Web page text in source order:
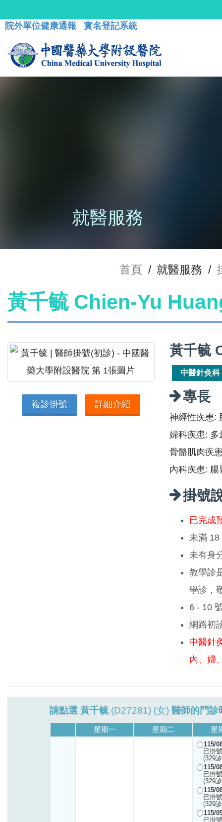
院外單位健康通報 實名登記系統
就醫服務
首頁 / 就醫服務 /
黃千毓 Chien-Yu
複診掛號 詳細介紹
黃千毓
中醫針灸科
專長
神經性疾患:
婦科疾患: 多
骨骼肌肉疾
內科疾患:
掛號
已完成
未滿 18
未有身
教學診
學診，
6 - 10
網路初
中醫針
內、婦